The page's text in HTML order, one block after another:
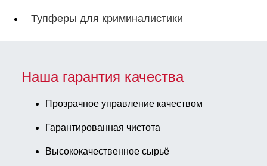
Тупферы для криминалистики
Наша гарантия качества
Прозрачное управление качеством
Гарантированная чистота
Высококачественное сырьё